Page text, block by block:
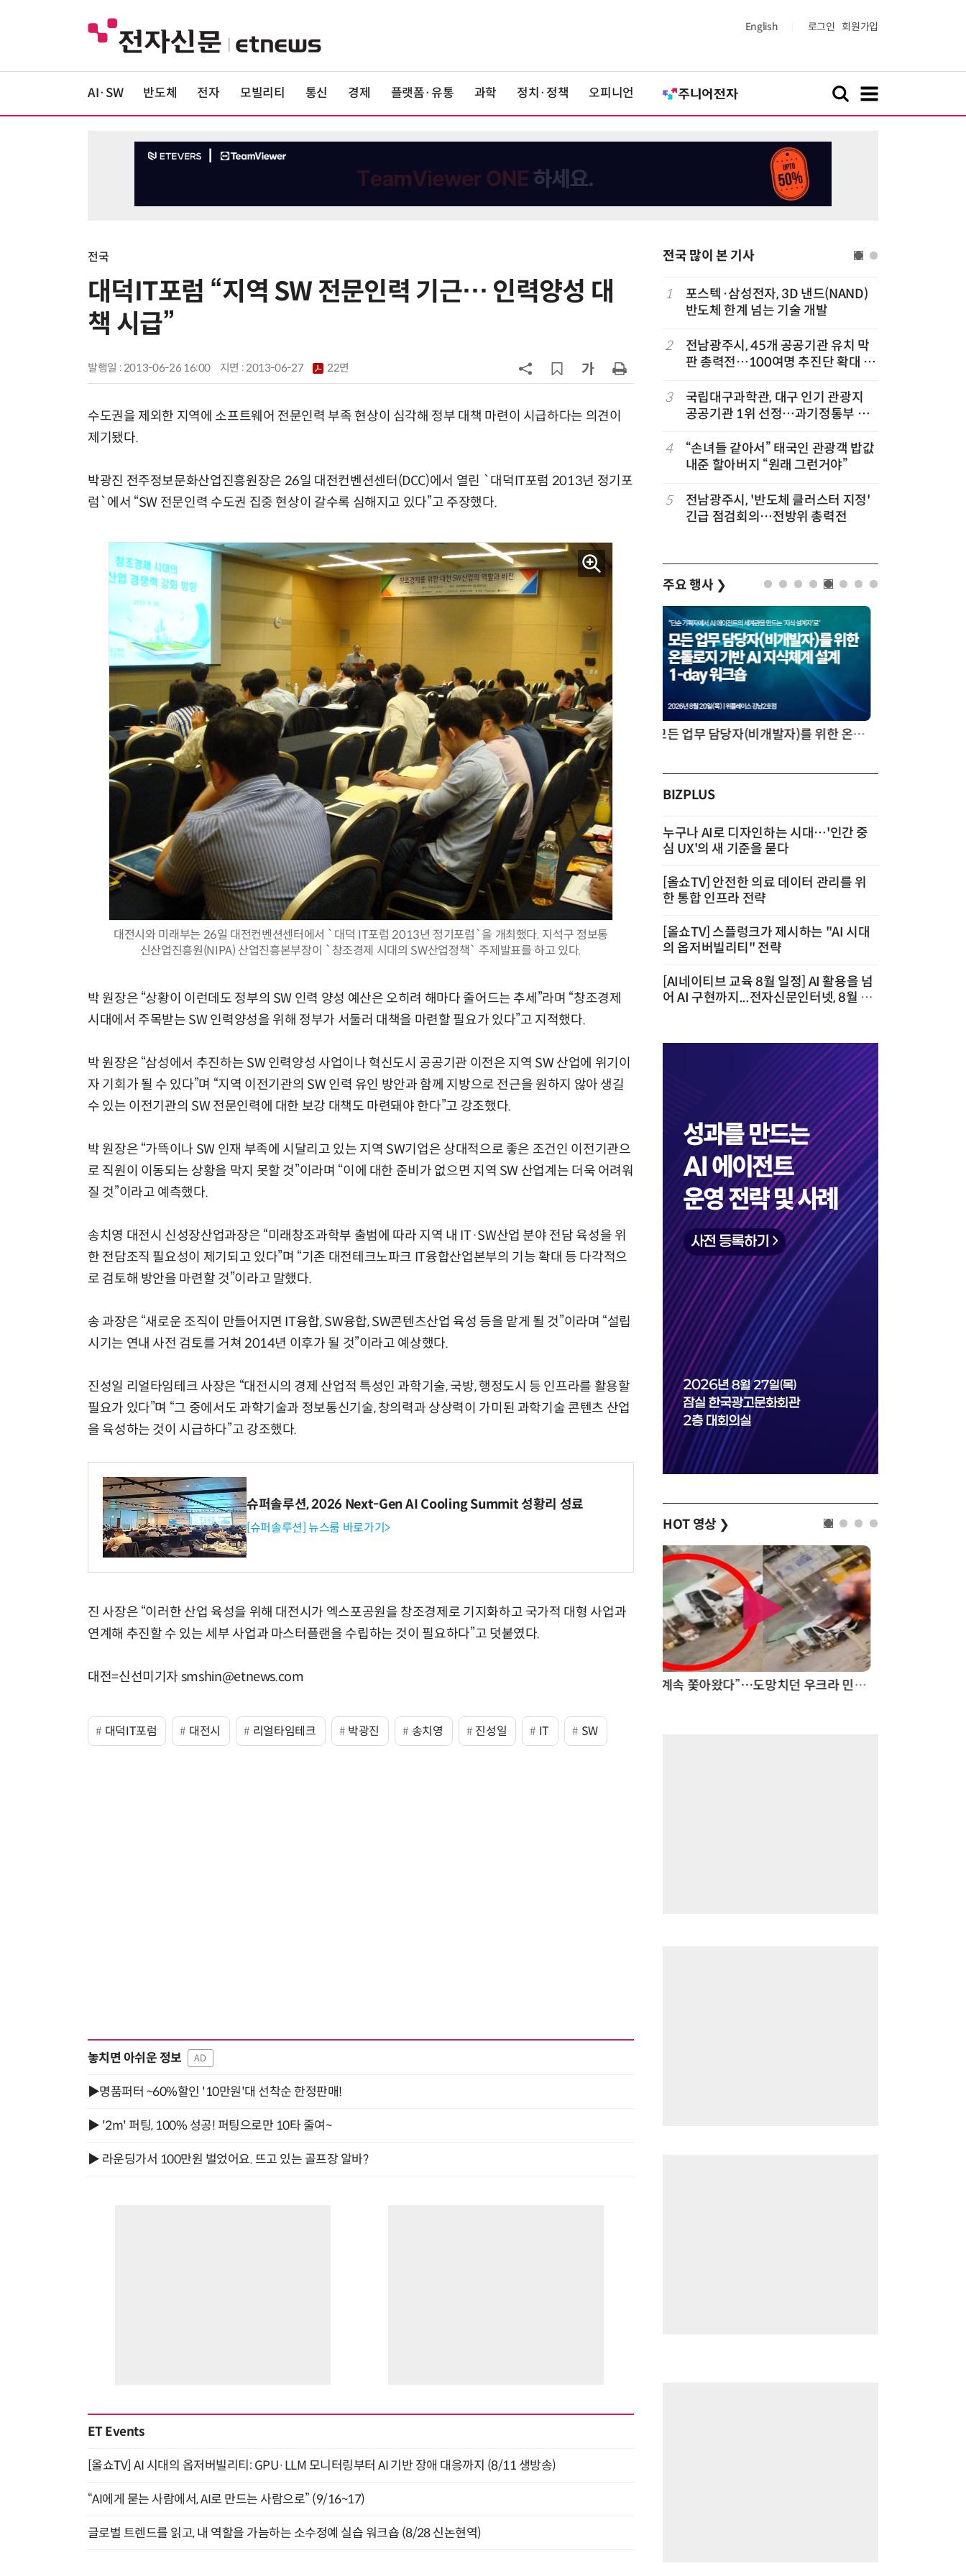
English 로그인 회원가입
AI·SW 반도체 전자 모빌리티 통신 경제 플랫폼·유통 과학 정치·정책 오피니언
전국
대덕IT포럼 “지역 SW 전문인력 기근… 인력양성 대
책 시급”
발행일 : 2013-06-26 16:00 지면 :2013-06-27 22면
수도권을 제외한 지역에 소프트웨어 전문인력 부족 현상이 심각해 정부 대책 마련이 시급하다는 의견이
제기됐다.
박광진 전주정보문화산업진흥원장은 26일 대전컨벤션센터(DCC)에서 열린 `대덕IT포럼 2013년 정기포
럼`에서 “SW 전문인력 수도권 집중 현상이 갈수록 심해지고 있다”고 주장했다.
대전시와 미래부는 26일 대전컨벤션센터에서 `대덕 IT포럼 2013년 정기포럼`을 개최했다. 지석구 정보통
신산업진흥원(NIPA) 산업진흥본부장이 `창조경제 시대의 SW산업정책` 주제발표를 하고 있다.
박 원장은 “상황이 이런데도 정부의 SW 인력 양성 예산은 오히려 해마다 줄어드는 추세”라며 “창조경제
시대에서 주목받는 SW 인력양성을 위해 정부가 서둘러 대책을 마련할 필요가 있다”고 지적했다.
박 원장은 “삼성에서 추진하는 SW 인력양성 사업이나 혁신도시 공공기관 이전은 지역 SW 산업에 위기이
자 기회가 될 수 있다”며 “지역 이전기관의 SW 인력 유인 방안과 함께 지방으로 전근을 원하지 않아 생길
수 있는 이전기관의 SW 전문인력에 대한 보강 대책도 마련돼야 한다”고 강조했다.
박 원장은 “가뜩이나 SW 인재 부족에 시달리고 있는 지역 SW기업은 상대적으로 좋은 조건인 이전기관으
로 직원이 이동되는 상황을 막지 못할 것”이라며 “이에 대한 준비가 없으면 지역 SW 산업계는 더욱 어려워
질 것”이라고 예측했다.
송치영 대전시 신성장산업과장은 “미래창조과학부 출범에 따라 지역 내 IT·SW산업 분야 전담 육성을 위
한 전담조직 필요성이 제기되고 있다”며 “기존 대전테크노파크 IT융합산업본부의 기능 확대 등 다각적으
로 검토해 방안을 마련할 것”이라고 말했다.
송 과장은 “새로운 조직이 만들어지면 IT융합, SW융합, SW콘텐츠산업 육성 등을 맡게 될 것”이라며 “설립
시기는 연내 사전 검토를 거쳐 2014년 이후가 될 것”이라고 예상했다.
진성일 리얼타임테크 사장은 “대전시의 경제 산업적 특성인 과학기술, 국방, 행정도시 등 인프라를 활용할
필요가 있다”며 “그 중에서도 과학기술과 정보통신기술, 창의력과 상상력이 가미된 과학기술 콘텐츠 산업
을 육성하는 것이 시급하다”고 강조했다.
슈퍼솔루션, 2026 Next-Gen AI Cooling Summit 성황리 성료
[슈퍼솔루션] 뉴스룸 바로가기>
진 사장은 “이러한 산업 육성을 위해 대전시가 엑스포공원을 창조경제로 기지화하고 국가적 대형 사업과
연계해 추진할 수 있는 세부 사업과 마스터플랜을 수립하는 것이 필요하다”고 덧붙였다.
대전=신선미기자 smshin@etnews.com
대덕IT포럼 대전시 리얼타임테크 박광진 송치영 진성일 IT SW
놓치면 아쉬운 정보 AD
▶명품퍼터 ~60%할인 '10만원'대 선착순 한정판매!
▶ '2m' 퍼팅, 100% 성공! 퍼팅으로만 10타 줄여~
▶ 라운딩가서 100만원 벌었어요. 뜨고 있는 골프장 알바?
ET Events
[올쇼TV] AI 시대의 옵저버빌리티: GPU·LLM 모니터링부터 AI 기반 장애 대응까지 (8/11 생방송)
“AI에게 묻는 사람에서, AI로 만드는 사람으로” (9/16~17)
글로벌 트렌드를 읽고, 내 역할을 가늠하는 소수정예 실습 워크숍 (8/28 신논현역)
전국 많이 본 기사
6
박성준 아주대 교수, 공기 중 수분으
로”…포항TP, 한·중 '피지컬 AI' 글
로벌 협력 속도
응...KAIST, '카멜레온 AI 반도체' 개
10 충북도·청주시, 스템코와 1500억원
1
포스텍·삼성전자, 3D 낸드(NAND)
반도체 한계 넘는 기술 개발
2
전남광주시, 45개 공공기관 유치 막
판 총력전…100여명 추진단 확대 개
3
국립대구과학관, 대구 인기 관광지
공공기관 1위 선정…과기정통부 기
겹경사
4
“손녀들 같아서” 태국인 관광객 밥값
내준 할아버지 “원래 그런거야”
5
전남광주시, '반도체 클러스터 지정'
긴급 점검회의…전방위 총력전
주요 행사 ❯
체계화 된 데이터가 곧 AI 시대의 경쟁력이다 현업에서 바로 쓰는 "하네스 엔지니어링" 실습 교육 AI 시대의 의사결정을 바꾸는 수리최적화(Optimization): 실제 산업 적용 사례와 활용 전략
BIZPLUS
누구나 AI로 디자인하는 시대…'인간 중
심 UX'의 새 기준을 묻다
[올쇼TV] 안전한 의료 데이터 관리를 위
한 통합 인프라 전략
[올쇼TV] 스플렁크가 제시하는 "AI 시대
의 옵저버빌리티" 전략
[AI네이티브 교육 8월 일정] AI 활용을 넘
어 AI 구현까지...전자신문인터넷, 8월 실
HOT 영상 ❯
진정한 우정?…친구 구하려다 둘 다 의자 틈에 목이 낀 순간